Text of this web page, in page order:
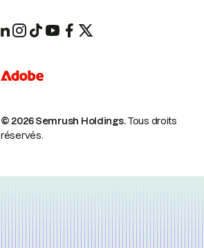
© 2026 Semrush Holdings.Tous droits
réservés.